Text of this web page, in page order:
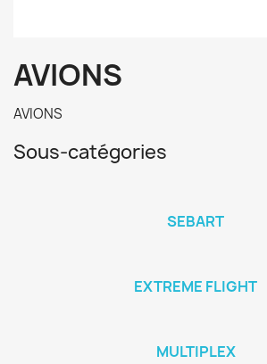
AVIONS
AVIONS
Sous-catégories
SEBART
EXTREME FLIGHT
MULTIPLEX